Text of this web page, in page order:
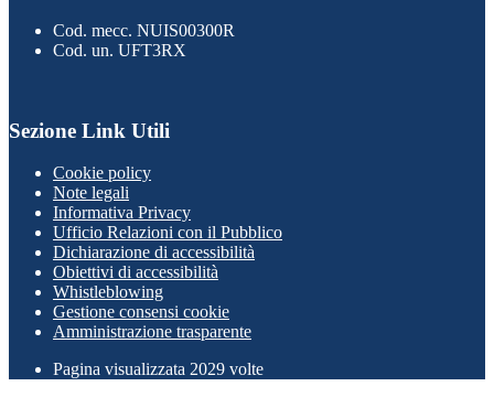
Cod. mecc. NUIS00300R
Cod. un. UFT3RX
Sezione Link Utili
Cookie policy
Note legali
Informativa Privacy
Ufficio Relazioni con il Pubblico
Dichiarazione di accessibilità
Obiettivi di accessibilità
Whistleblowing
Gestione consensi cookie
Amministrazione trasparente
Pagina visualizzata 2029 volte